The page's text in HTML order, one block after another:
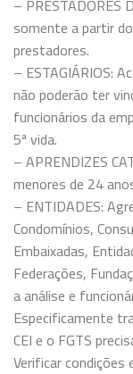
– PRESTADORES
somente a partir
prestadores.
– ESTAGIÁRIOS:
não poderão ter
funcionários da
5ª vida.
– APRENDIZES
menores de 24
– ENTIDADES:
Condomínios,
Embaixadas,
Federações,
a análise e
Especificamente
CEI e o FGTS
Verificar condições